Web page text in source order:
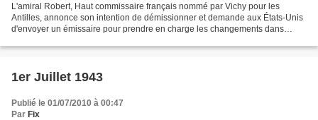
L'amiral Robert, Haut commissaire français nommé par Vichy pour les
Antilles, annonce son intention de démissionner et demande aux États-Unis
d'envoyer un émissaire pour prendre en charge les changements dans
1er Juillet 1943
Publié le 01/07/2010 à 00:47
Par Fix